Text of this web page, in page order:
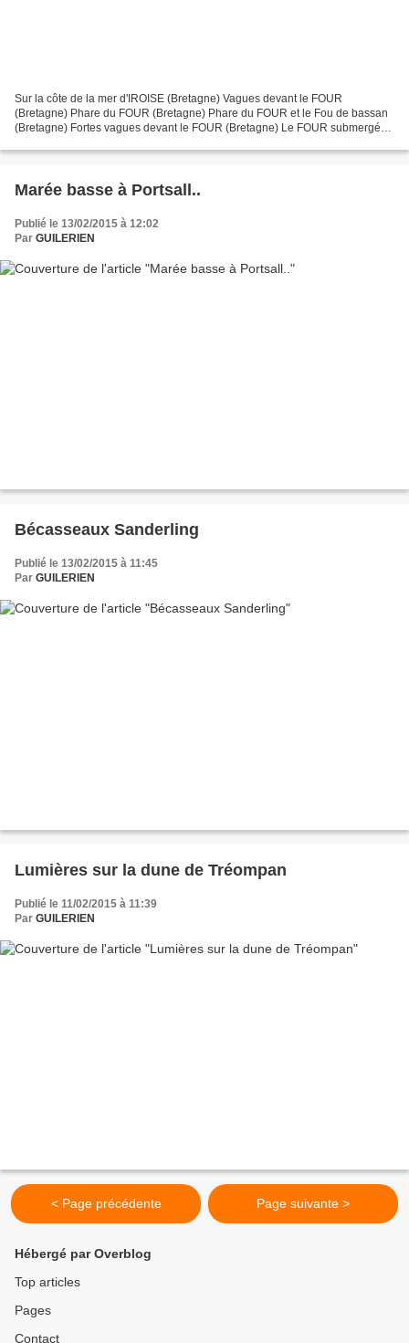
Sur la côte de la mer d'IROISE (Bretagne) Vagues devant le FOUR
(Bretagne) Phare du FOUR (Bretagne) Phare du FOUR et le Fou de bassan
(Bretagne) Fortes vagues devant le FOUR (Bretagne) Le FOUR submergé
Marée basse à Portsall..
Publié le 13/02/2015 à 12:02
Par GUILERIEN
Bécasseaux Sanderling
Publié le 13/02/2015 à 11:45
Par GUILERIEN
Lumières sur la dune de Tréompan
Publié le 11/02/2015 à 11:39
Par GUILERIEN
< Page précédente Page suivante >
Hébergé par Overblog
Top articles
Pages
Contact